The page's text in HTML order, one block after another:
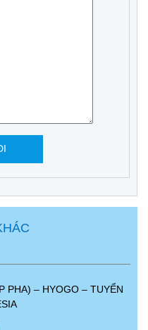
PHA) – HYOGO – TUYỂN